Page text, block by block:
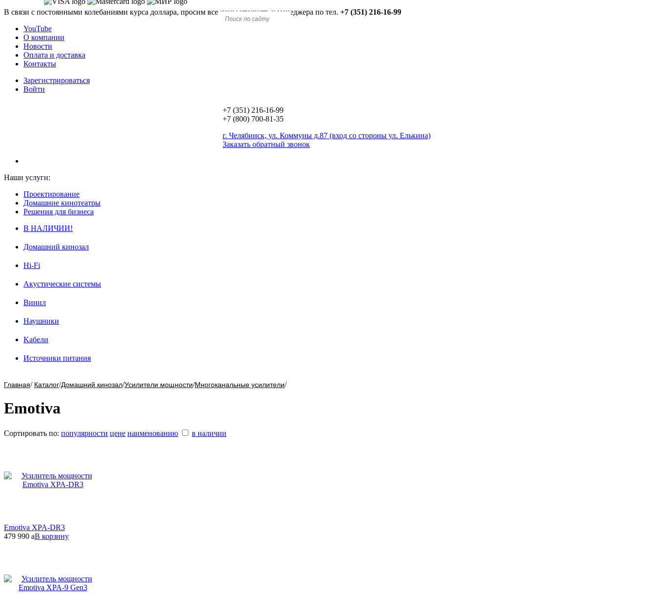
В связи с постоянными колебаниями курса доллара, просим все цены уточнять у менеджера по тел. +7 (351) 216-16-99
YouTube
О компании
Новости
Оплата и доставка
Контакты
Зарегистрироваться
Войти
+7 (351) 216-16-99
+7 (800) 700-81-35
г. Челябинск, ул. Коммуны д.87 (вход со стороны ул. Елькина)
Заказать обратный звонок
Наши услуги:
Проектирование
Домашние кинотеатры
Решения для бизнеса
В НАЛИЧИИ!
Домашний кинозал
Hi-Fi
Акустические системы
Винил
Наушники
Kабели
Источники питания
Главная/ Каталог/Домашний кинозал/Усилители мощности/Многоканальные усилители/
Emotiva
Сортировать по: популярности цене наименованию в наличии
Emotiva XPA-DR3
479 990 aВ корзину